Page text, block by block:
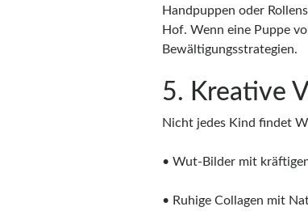
Handpuppen oder
Hof. Wenn eine Puppe
Bewältigungsstrategien.
5. Kreative
Nicht jedes Kind findet
• Wut-Bilder mit
• Ruhige Collagen mit